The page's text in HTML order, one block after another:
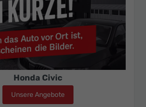
Honda Civic
Unsere Angebote